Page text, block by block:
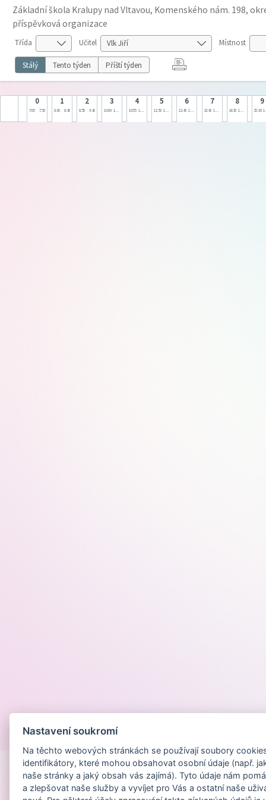
Základní škola Kralupy nad Vltavou, Komenského nám. 198,
příspěvková organizace
Třída Učitel Místnost
Stálý Tento týden Příští týden
0
7:05 7:50
1
8:00 8:45
2
8:55 9:40
3
10:00 10:45
4
10:55 11:40
5
11:50 12:35
6
12:45 13:30
7
13:40 14:25
8
14:35 15:20
9
15:30
Nastavení soukromí
Na těchto webových stránkách se používají soubory
identifikátory, které mohou obsahovat osobní údaje (např.
naše stránky a jaký obsah vás zajímá). Tyto údaje nám
a zlepšovat naše služby a vyvíjet pro Vás a ostatní naše